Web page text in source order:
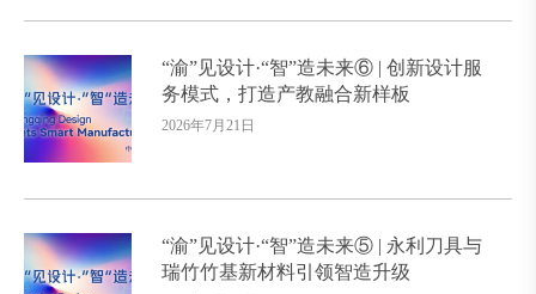
“渝”见设计·“智”造未来⑥ | 创新设计服
务模式，打造产教融合新样板
2026年7月21日
“渝”见设计·“智”造未来⑤ | 永利刀具与
瑞竹竹基新材料引领智造升级